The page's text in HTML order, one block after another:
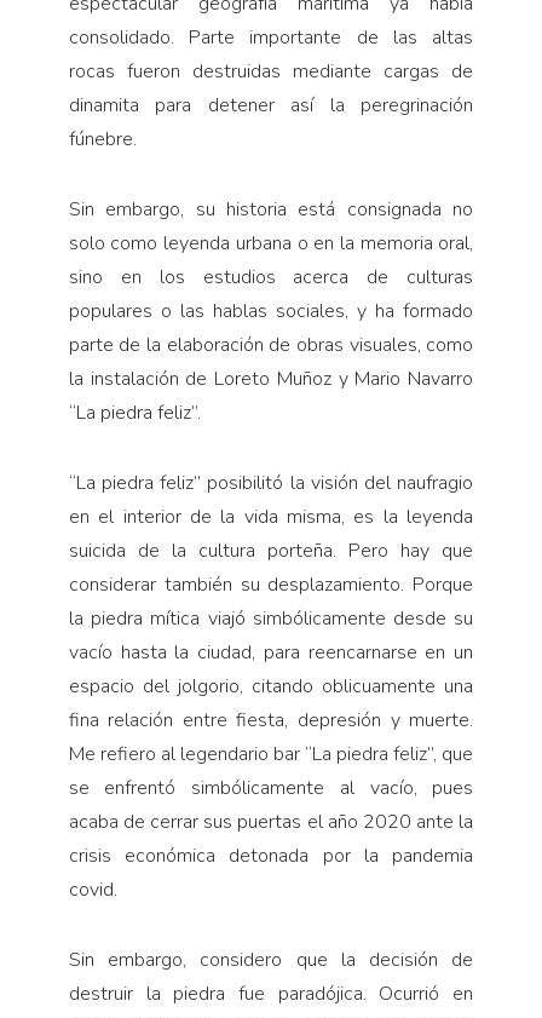
consolidado. Parte importante de las altas
rocas fueron destruidas mediante cargas de
dinamita para detener así la peregrinación
fúnebre.
Sin embargo, su historia está consignada no
solo como leyenda urbana o en la memoria oral,
sino en los estudios acerca de culturas
populares o las hablas sociales, y ha formado
parte de la elaboración de obras visuales, como
la instalación de Loreto Muñoz y Mario Navarro
“La piedra feliz”.
“La piedra feliz” posibilitó la visión del naufragio
en el interior de la vida misma, es la leyenda
suicida de la cultura porteña. Pero hay que
considerar también su desplazamiento. Porque
la piedra mítica viajó simbólicamente desde su
vacío hasta la ciudad, para reencarnarse en un
espacio del jolgorio, citando oblicuamente una
fina relación entre fiesta, depresión y muerte.
Me refiero al legendario bar “La piedra feliz”, que
se enfrentó simbólicamente al vacío, pues
acaba de cerrar sus puertas el año 2020 ante la
crisis económica detonada por la pandemia
covid.
Sin embargo, considero que la decisión de
destruir la piedra fue paradójica. Ocurrió en